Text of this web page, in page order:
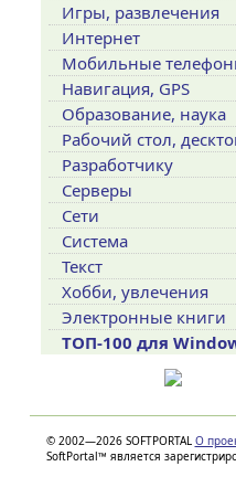
Игры, развлечения
Интернет
Мобильные
Навигация, GPS
Образование, наука
Рабочий стол,
Разработчику
Серверы
Сети
Система
Текст
Хобби, увлечения
Электронные книги
ТОП-100 для
© 2002—2026 SOFTPORTAL О
SoftPortal™ является